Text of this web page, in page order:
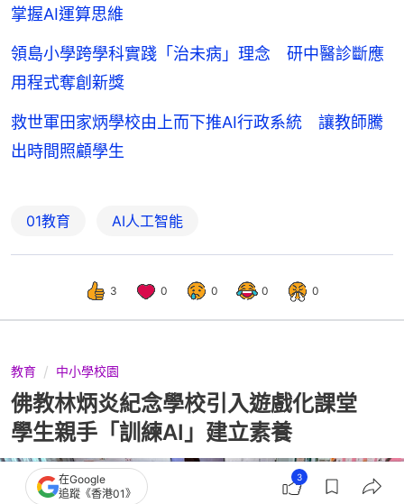
掌握AI運算思維
領島小學跨學科實踐「治未病」理念 研中醫診斷應
用程式奪創新獎
救世軍田家炳學校由上而下推AI行政系統 讓教師騰
出時間照顧學生
01教育 AI人工智能
3 0 0 0 0
教育 中小學校園
佛教林炳炎紀念學校引入遊戲化課堂
學生親手「訓練AI」建立素養
在Google
追蹤《香港01》
3